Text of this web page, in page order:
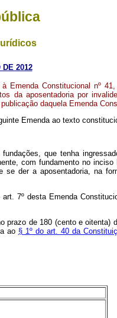
DE 2012
à Emenda Constitucional nº
da aposentadoria por
daquela Emenda
Emenda ao texto
que tenha
com fundamento no
se der a aposentadoria, na
7º desta Emenda
de 180 (cento e oitenta)
ao § 1º do art. 40 da